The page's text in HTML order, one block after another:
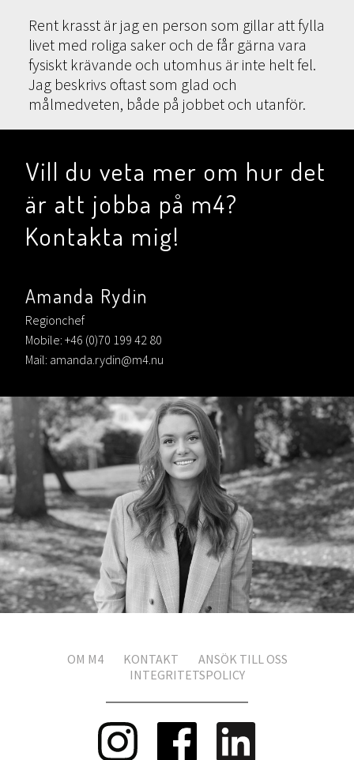
Rent krasst är jag en person som gillar att fylla
livet med roliga saker och de får gärna vara
fysiskt krävande och utomhus är inte helt fel.
Jag beskrivs oftast som glad och
målmedveten, både på jobbet och utanför.
Vill du veta mer om hur det
är att jobba på m4?
Kontakta mig!
Amanda Rydin
Regionchef
Mobile: +46 (0)70 199 42 80
Mail: amanda.rydin@m4.nu
OM M4 KONTAKT
ANSÖK TILL OSS
INTEGRITETSPOLICY